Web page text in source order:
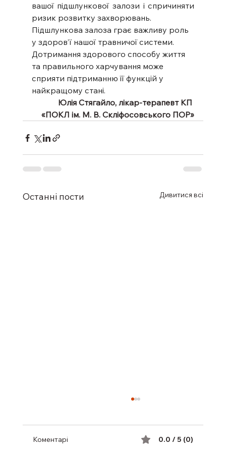
вашої підшлункової залози і спричиняти
ризик розвитку захворювань.
Підшлункова залоза грає важливу роль
у здоров’ї нашої травничої системи.
Дотримання здорового способу життя
та правильного харчування може
сприяти підтриманню її функцій у
найкращому стані.
Юлія Стягайло, лікар-терапевт КП
«ПОКЛ ім. М. В. Скліфосовського ПОР»
Останні пости Дивитися всі
Коментарі 0.0 / 5 (0)